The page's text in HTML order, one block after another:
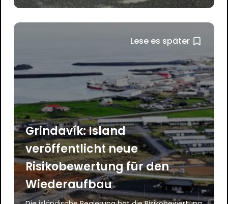
Lese es später
Grindavík: Island
veröffentlicht neue
Risikobewertung für den
Wiederaufbau